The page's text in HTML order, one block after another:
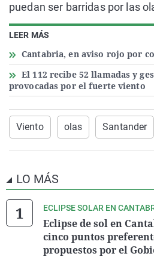
LEER MÁS
Cantabria, en aviso rojo por
El 112 recibe 52 llamadas y
provocadas por el fuerte viento
puedan ser barridas por las
Viento olas Santander
LO MÁS
ECLIPSE SOLAR EN
Eclipse de sol en
cinco puntos
propuestos por el